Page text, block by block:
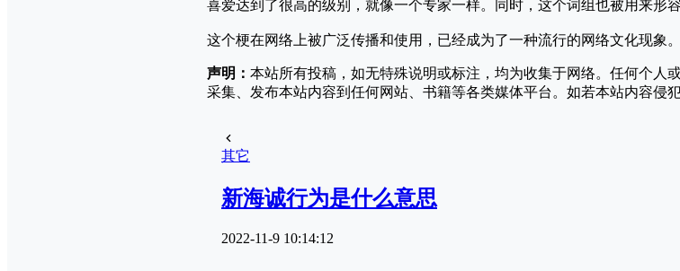
喜爱达到了很高的级别，就像一个专家一样。同时，这个词组也被用来形
这个梗在网络上被广泛传播和使用，已经成为了一种流行的网络文化现象。
声明： 本站所有投稿，如无特殊说明或标注，均为收集于网络。任何个人
采集、发布本站内容到任何网站、书籍等各类媒体平台。如若本站内容侵
其它
新海诚行为是什么意思
2022-11-9 10:14:12